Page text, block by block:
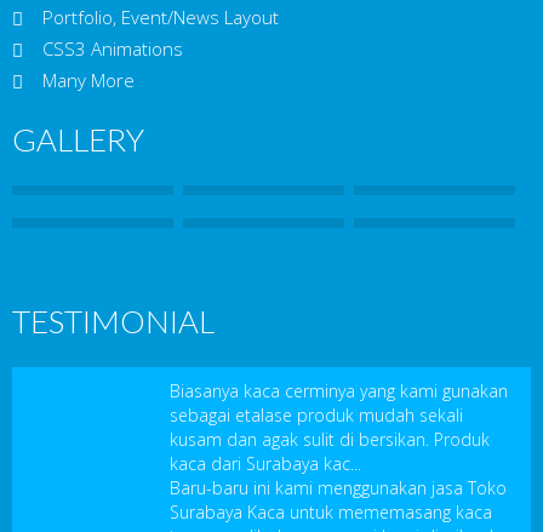
Portfolio, Event/News Layout
CSS3 Animations
Many More
GALLERY
TESTIMONIAL
Biasanya kaca cerminya yang kami gunakan
sebagai etalase produk mudah sekali
kusam dan agak sulit di bersikan. Produk
kaca dari Surabaya kac...
Baru-baru ini kami menggunakan jasa Toko
Surabaya Kaca untuk mememasang kaca